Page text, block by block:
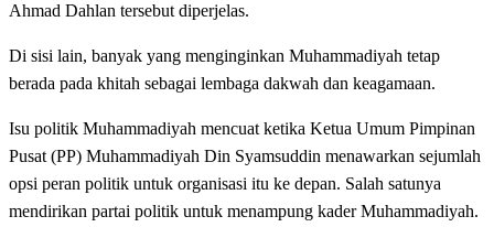
Ahmad Dahlan tersebut diperjelas.
Di sisi lain, banyak yang menginginkan Muhammadiyah tetap
berada pada khitah sebagai lembaga dakwah dan keagamaan.
Isu politik Muhammadiyah mencuat ketika Ketua Umum Pimpinan
Pusat (PP) Muhammadiyah Din Syamsuddin menawarkan sejumlah
opsi peran politik untuk organisasi itu ke depan. Salah satunya
mendirikan partai politik untuk menampung kader Muhammadiyah.